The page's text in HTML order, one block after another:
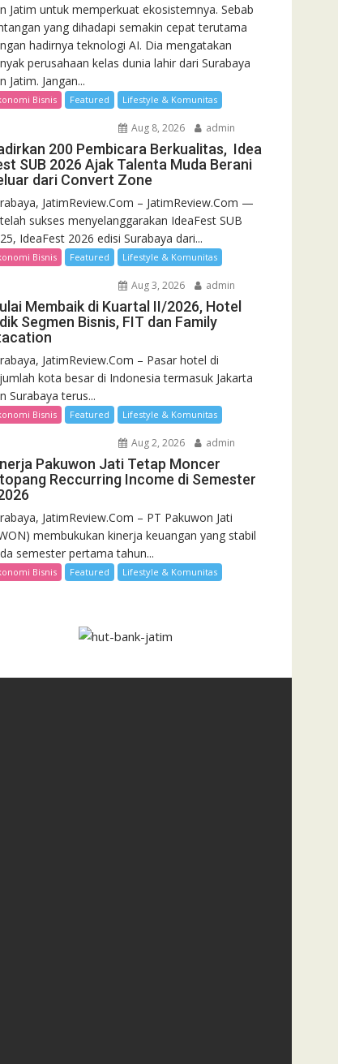
Jatim untuk memperkuat ekosistemnya. Sebab
yang dihadapi semakin cepat terutama
hadirnya teknologi AI. Dia mengatakan
perusahaan kelas dunia lahir dari Surabaya
Jatim. Jangan...
Bisnis Featured Lifestyle & Komunitas
Aug 8, 2026 admin
200 Pembicara Berkualitas, Idea
SUB 2026 Ajak Talenta Muda Berani
dari Convert Zone
JatimReview.Com – JatimReview.Com —
sukses menyelanggarakan IdeaFest SUB
IdeaFest 2026 edisi Surabaya dari...
Bisnis Featured Lifestyle & Komunitas
Aug 3, 2026 admin
Membaik di Kuartal II/2026, Hotel
Segmen Bisnis, FIT dan Family
JatimReview.Com – Pasar hotel di
kota besar di Indonesia termasuk Jakarta
Surabaya terus...
Bisnis Featured Lifestyle & Komunitas
Aug 2, 2026 admin
Pakuwon Jati Tetap Moncer
Reccurring Income di Semester
JatimReview.Com – PT Pakuwon Jati
membukukan kinerja keuangan yang stabil
semester pertama tahun...
Bisnis Featured Lifestyle & Komunitas